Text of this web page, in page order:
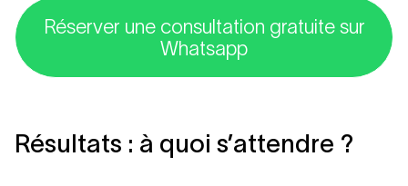
Réserver une consultation gratuite sur
Whatsapp
Résultats : à quoi s’attendre ?